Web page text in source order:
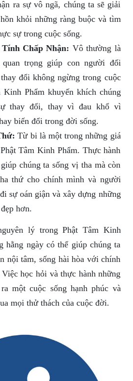
ra sự vô ngã, chúng ta sẽ giải
khỏi những ràng buộc và tìm
sự trong cuộc sống.
Chấp Nhận: Vô thường là
trọng giúp con người đối
đổi không ngừng trong cuộc
Kinh Phẩm khuyến khích chúng
thay đổi, thay vì đau khổ vì
biến đổi trong đời sống.
Từ bi là một trong những giá
Tâm Kinh Phẩm. Thực hành
chúng ta sống vị tha mà còn
thứ cho chính mình và người
sự oán giận và xây dựng những
hơn.
lý trong Phật Tâm Kinh
hằng ngày có thể giúp chúng ta
nội tâm, sống hài hòa với chính
học hỏi và thực hành những
một cuộc sống hạnh phúc và
mọi thử thách của cuộc đời.